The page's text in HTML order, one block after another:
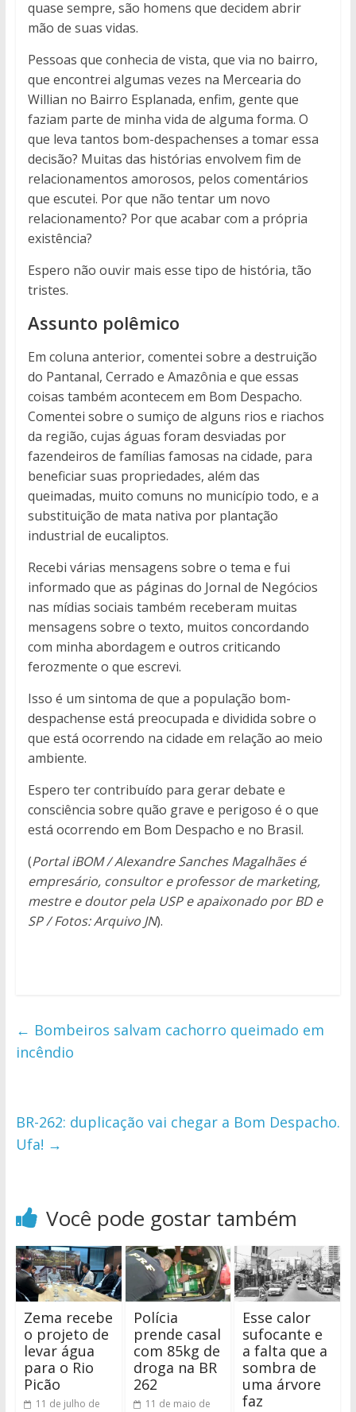
quase sempre, são homens que decidem abrir
mão de suas vidas.
Pessoas que conhecia de vista, que via no bairro,
que encontrei algumas vezes na Mercearia do
Willian no Bairro Esplanada, enfim, gente que
faziam parte de minha vida de alguma forma. O
que leva tantos bom-despachenses a tomar essa
decisão? Muitas das histórias envolvem fim de
relacionamentos amorosos, pelos comentários
que escutei. Por que não tentar um novo
relacionamento? Por que acabar com a própria
existência?
Espero não ouvir mais esse tipo de história, tão
tristes.
Assunto polêmico
Em coluna anterior, comentei sobre a destruição
do Pantanal, Cerrado e Amazônia e que essas
coisas também acontecem em Bom Despacho.
Comentei sobre o sumiço de alguns rios e riachos
da região, cujas águas foram desviadas por
fazendeiros de famílias famosas na cidade, para
beneficiar suas propriedades, além das
queimadas, muito comuns no município todo, e a
substituição de mata nativa por plantação
industrial de eucaliptos.
Recebi várias mensagens sobre o tema e fui
informado que as páginas do Jornal de Negócios
nas mídias sociais também receberam muitas
mensagens sobre o texto, muitos concordando
com minha abordagem e outros criticando
ferozmente o que escrevi.
Isso é um sintoma de que a população bom-
despachense está preocupada e dividida sobre o
que está ocorrendo na cidade em relação ao meio
ambiente.
Espero ter contribuído para gerar debate e
consciência sobre quão grave e perigoso é o que
está ocorrendo em Bom Despacho e no Brasil.
(Portal iBOM / Alexandre Sanches Magalhães é
empresário, consultor e professor de marketing,
mestre e doutor pela USP e apaixonado por BD e
SP / Fotos: Arquivo JN).
← Bombeiros salvam cachorro queimado em
incêndio
BR-262: duplicação vai chegar a Bom Despacho.
Ufa! →
Você pode gostar também
Zema recebe
o projeto de
levar água
para o Rio
Picão
11 de julho de
Polícia
prende casal
com 85kg de
droga na BR
262
11 de maio de
Esse calor
sufocante e
a falta que a
sombra de
uma árvore
faz